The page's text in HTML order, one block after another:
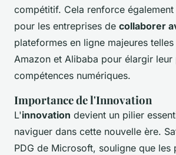
compétitif. Cela renforce également
pour les entreprises de collaborer
plateformes en ligne majeures
Amazon et Alibaba pour élargir leur
compétences numériques.
Importance de l'Innovation
L'innovation devient un pilier
naviguer dans cette nouvelle ère.
PDG de Microsoft, souligne que les